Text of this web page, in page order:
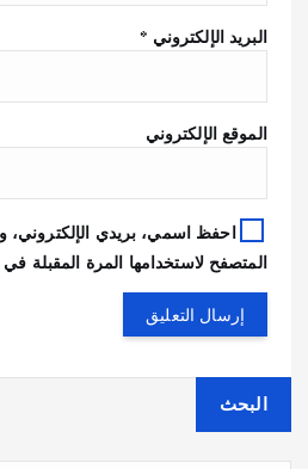
البريد الإلكتروني *
الموقع الإلكتروني
احفظ اسمي، بريدي الإلكتروني،
المتصفح لاستخدامها المرة المقبلة
البحث